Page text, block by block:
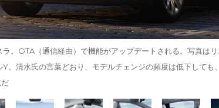
。OTA（通信経由）で機能がアップデートされる。写真は
Y。清水氏の言葉どおり、モデルチェンジの頻度は低下しても